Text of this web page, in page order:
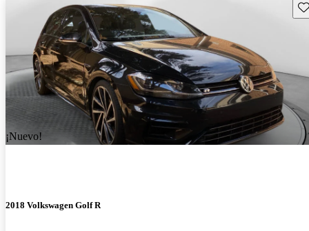
¡Nuevo!
2018 Volkswagen Golf R